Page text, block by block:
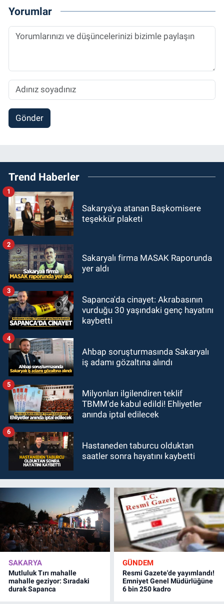
Yorumlar
Gönder
Trend Haberler
Sakarya'ya atanan Başkomisere
teşekkür plaketi
1
Sakaryalı firma MASAK Raporunda
yer aldı
2
Sapanca'da cinayet: Akrabasının
vurduğu 30 yaşındaki genç hayatını
kaybetti
3
Ahbap soruşturmasında Sakaryalı
iş adamı gözaltına alındı
4
Milyonları ilgilendiren teklif
TBMM'de kabul edildi! Ehliyetler
anında iptal edilecek
5
Hastaneden taburcu olduktan
saatler sonra hayatını kaybetti
6
SAKARYA
Mutluluk Tırı mahalle
mahalle geziyor: Sıradaki
durak Sapanca
GÜNDEM
Resmi Gazete'de yayımlandı!
Emniyet Genel Müdürlüğüne
6 bin 250 kadro